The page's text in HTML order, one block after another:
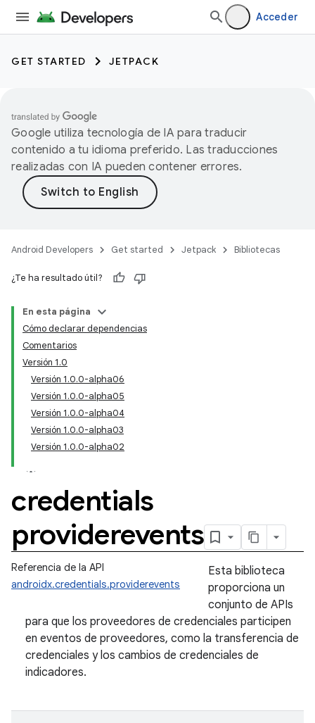
Acceder
GET STARTED JETPACK
Google utiliza tecnología de IA para traducir
contenido a tu idioma preferido. Las traducciones
realizadas con IA pueden contener errores.
Android Developers Get started Jetpack Bibliotecas
¿Te ha resultado útil?
En esta página
Cómo declarar dependencias
Comentarios
Versión 1.0
Versión 1.0.0-alpha06
Versión 1.0.0-alpha05
Versión 1.0.0-alpha04
Versión 1.0.0-alpha03
Versión 1.0.0-alpha02
credentials
providerevents
Referencia de la API
androidx.credentials.providerevents
Esta biblioteca
proporciona un
conjunto de APIs
para que los proveedores de credenciales participen
en eventos de proveedores, como la transferencia de
credenciales y los cambios de credenciales de
indicadores.